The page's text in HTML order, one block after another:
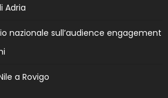
Adria
nazionale sull’audience engagement
a Rovigo